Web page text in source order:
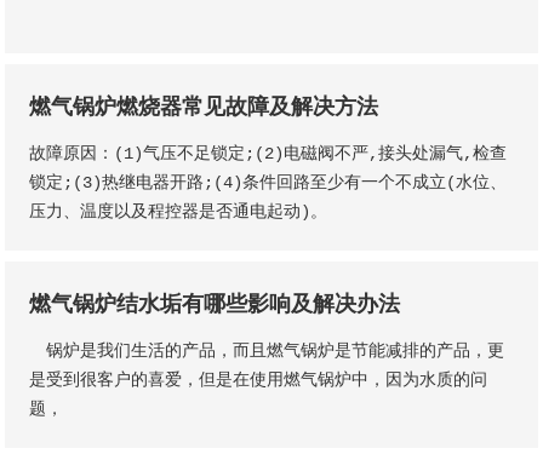
燃气锅炉燃烧器常见故障及解决方法
故障原因：(1)气压不足锁定;(2)电磁阀不严,接头处漏气,检查
锁定;(3)热继电器开路;(4)条件回路至少有一个不成立(水位、
压力、温度以及程控器是否通电起动)。
燃气锅炉结水垢有哪些影响及解决办法
锅炉是我们生活的产品，而且燃气锅炉是节能减排的产品，更
是受到很客户的喜爱，但是在使用燃气锅炉中，因为水质的问
题，